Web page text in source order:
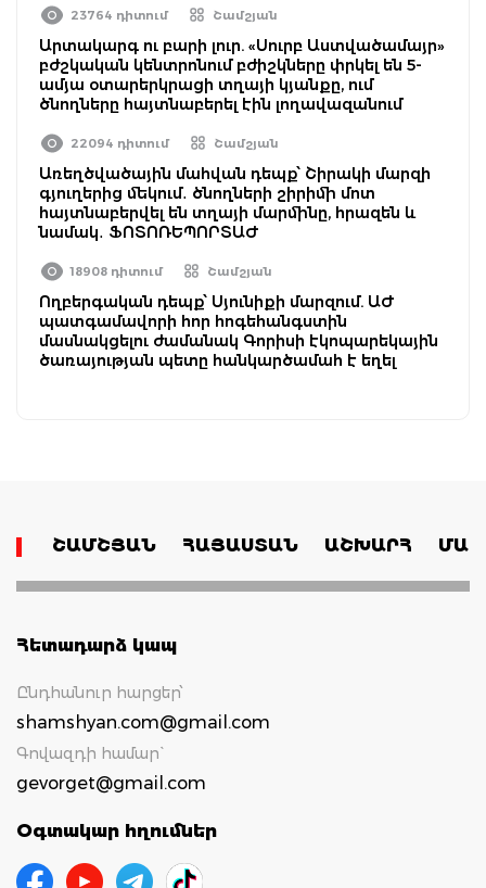
23764 դիտում Շամշյան
Արտակարգ ու բարի լուր. «Սուրբ Աստվածամայր»
բժշկական կենտրոնում բժիշկները փրկել են 5-
ամյա օտարերկրացի տղայի կյանքը, ում
ծնողները հայտնաբերել էին լողավազանում
22094 դիտում Շամշյան
Առեղծվածային մահվան դեպք՝ Շիրակի մարզի
գյուղերից մեկում․ ծնողների շիրիմի մոտ
հայտնաբերվել են տղայի մարմինը, հրազեն և
նամակ․ ՖՈՏՈՌԵՊՈՐՏԱԺ
18908 դիտում Շամշյան
Ողբերգական դեպք՝ Սյունիքի մարզում. ԱԺ
պատգամավորի հոր հոգեհանգստին
մասնակցելու ժամանակ Գորիսի էկոպարեկային
ծառայության պետը հանկարծամահ է եղել
ՇԱՄՇՅԱՆ ՀԱՅԱՍՏԱՆ ԱՇԽԱՐՀ
Հետադարձ կապ
Ընդհանուր հարցեր՝
shamshyan.com@gmail.com
Գովազդի համար`
gevorget@gmail.com
Օգտակար հղումներ